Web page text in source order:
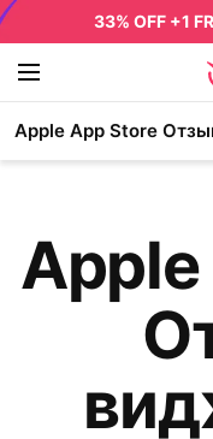
33% OFF +1
Apple App Store